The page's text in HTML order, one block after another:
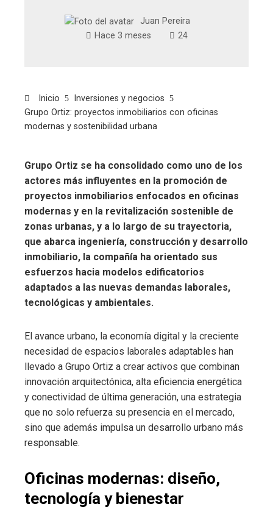
Juan Pereira
Hace 3 meses
24
Inicio
Inversiones y negocios
Grupo Ortiz: proyectos inmobiliarios con oficinas
modernas y sostenibilidad urbana
Grupo Ortiz se ha consolidado como uno de los
actores más influyentes en la promoción de
proyectos inmobiliarios enfocados en oficinas
modernas y en la revitalización sostenible de
zonas urbanas, y a lo largo de su trayectoria,
que abarca ingeniería, construcción y desarrollo
inmobiliario, la compañía ha orientado sus
esfuerzos hacia modelos edificatorios
adaptados a las nuevas demandas laborales,
tecnológicas y ambientales.
El avance urbano, la economía digital y la creciente
necesidad de espacios laborales adaptables han
llevado a Grupo Ortiz a crear activos que combinan
innovación arquitectónica, alta eficiencia energética
y conectividad de última generación, una estrategia
que no solo refuerza su presencia en el mercado,
sino que además impulsa un desarrollo urbano más
responsable.
Oficinas modernas: diseño,
tecnología y bienestar